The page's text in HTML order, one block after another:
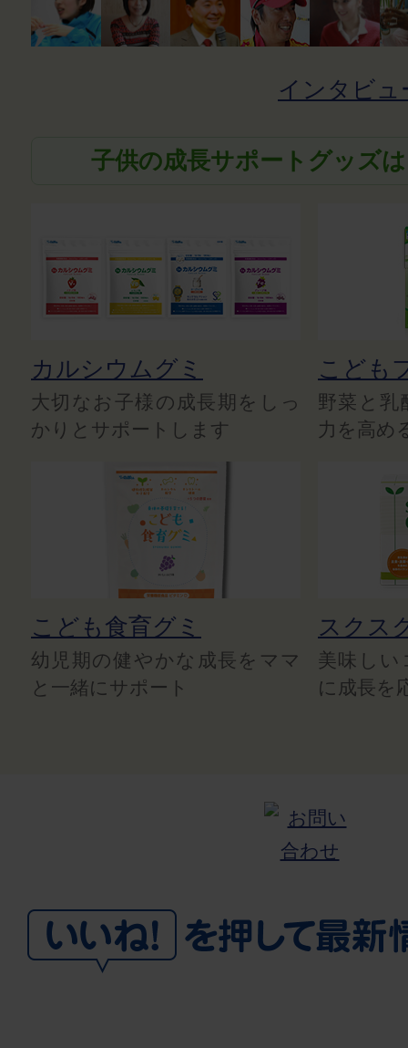
インタビュ
子供の成長サポートグッズ
カルシウムグミ
大切なお子様の成長期をしっ
かりとサポートします
こども
野菜と乳
力を高め
こども食育グミ
幼児期の健やかな成長をママ
と一緒にサポート
スクス
美味しい
に成長を